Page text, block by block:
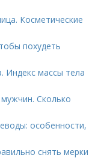
Косметические
похудеть
Индекс массы тела
Сколько
особенности,
снять мерки